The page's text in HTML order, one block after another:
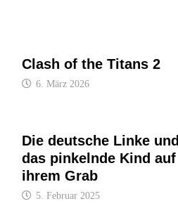
Clash of the Titans 2
6. März 2026
Die deutsche Linke und
das pinkelnde Kind auf
ihrem Grab
5. Februar 2025